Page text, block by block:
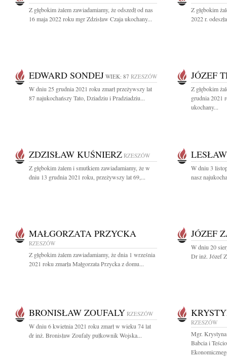
Z głębokim żalem zawiadamiamy, że odszedł od nas
16 maja 2022 roku mgr Zdzisław Czaja ukochany...
Z głębokim
2022 r.
EDWARD SONDEJ WIEK: 87 RZESZÓW
W dniu 25 grudnia 2021 roku zmarł przeżywszy lat
87 najukochańszy Tato, Dziadziu i Pradziadziu...
JÓZEF
Z głębokim
grudnia 2021
ukochany...
ZDZISŁAW KUŚNIERZ RZESZÓW
Z głębokim żalem i smutkiem zawiadamiamy, że w
dniu 13 grudnia 2021 roku, przeżywszy lat 69,...
W dniu 3
nasz
MAŁGORZATA PRZYCKA
RZESZÓW
Z głębokim żalem zawiadamiamy, że dnia 1 września
2021 roku zmarła Małgorzata Przycka z domu...
JÓZEF
W dniu 20
Dr inż. Józef
BRONISŁAW ZOUFALY RZESZÓW
W dniu 6 kwietnia 2021 roku zmarł w wieku 74 lat
dr inż. Bronisław Zoufaly pułkownik Wojska...
RZESZÓW
Mgr. Krystyna
Babcia i